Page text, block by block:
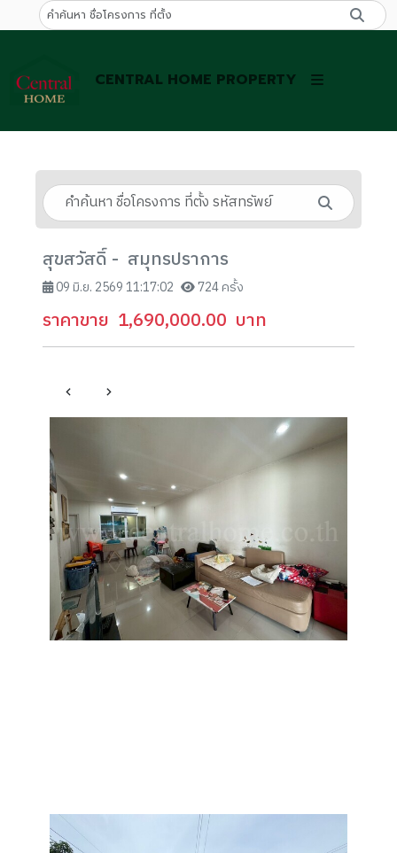
CENTRAL HOME PROPERTY
สุขสวัสดิ์ - สมุทรปราการ
09 มิ.ย. 2569 11:17:02 724 ครั้ง
ราคาขาย 1,690,000.00 บาท